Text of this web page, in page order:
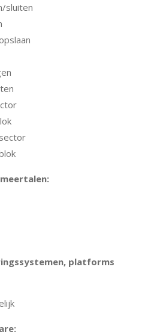
sluiten
platforms